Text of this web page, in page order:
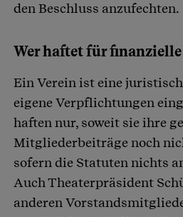
den Beschluss anzufechten.
Wer haftet für
Ein Verein ist eine
eigene Verpflichtungen
haften nur, soweit sie ihre
Mitgliederbeiträge noch
sofern die Statuten nichts
Auch Theaterpräsident
anderen